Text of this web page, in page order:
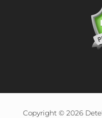
Copyright © 2026